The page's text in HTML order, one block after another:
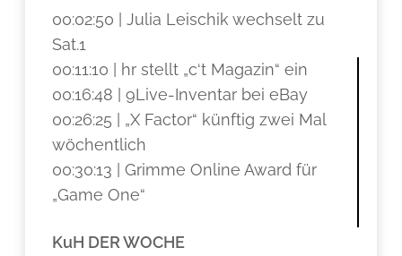
00:02:50 | Julia Leischik wechselt zu
Sat.1
00:11:10 | hr stellt „c‘t Magazin“ ein
00:16:48 | 9Live-Inventar bei eBay
00:26:25 | „X Factor“ künftig zwei Mal
wöchentlich
00:30:13 | Grimme Online Award für
„Game One“
KuH DER WOCHE